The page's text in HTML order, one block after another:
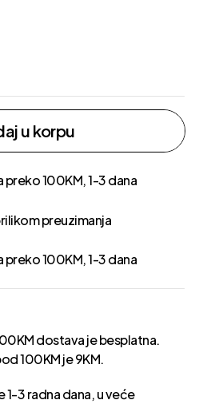
u korpu
100KM, 1-3 dana
preuzimanja
100KM, 1-3 dana
dostava je besplatna.
100KM je 9KM.
1-3 radna dana, u veće